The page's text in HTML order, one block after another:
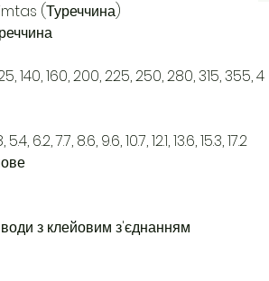
140, 160, 200, 225, 250, 280, 315, 355, 4
6.2, 7.7, 8.6, 9.6, 10.7, 12.1, 13.6, 15.3, 17.2
з клейовим з'єднанням